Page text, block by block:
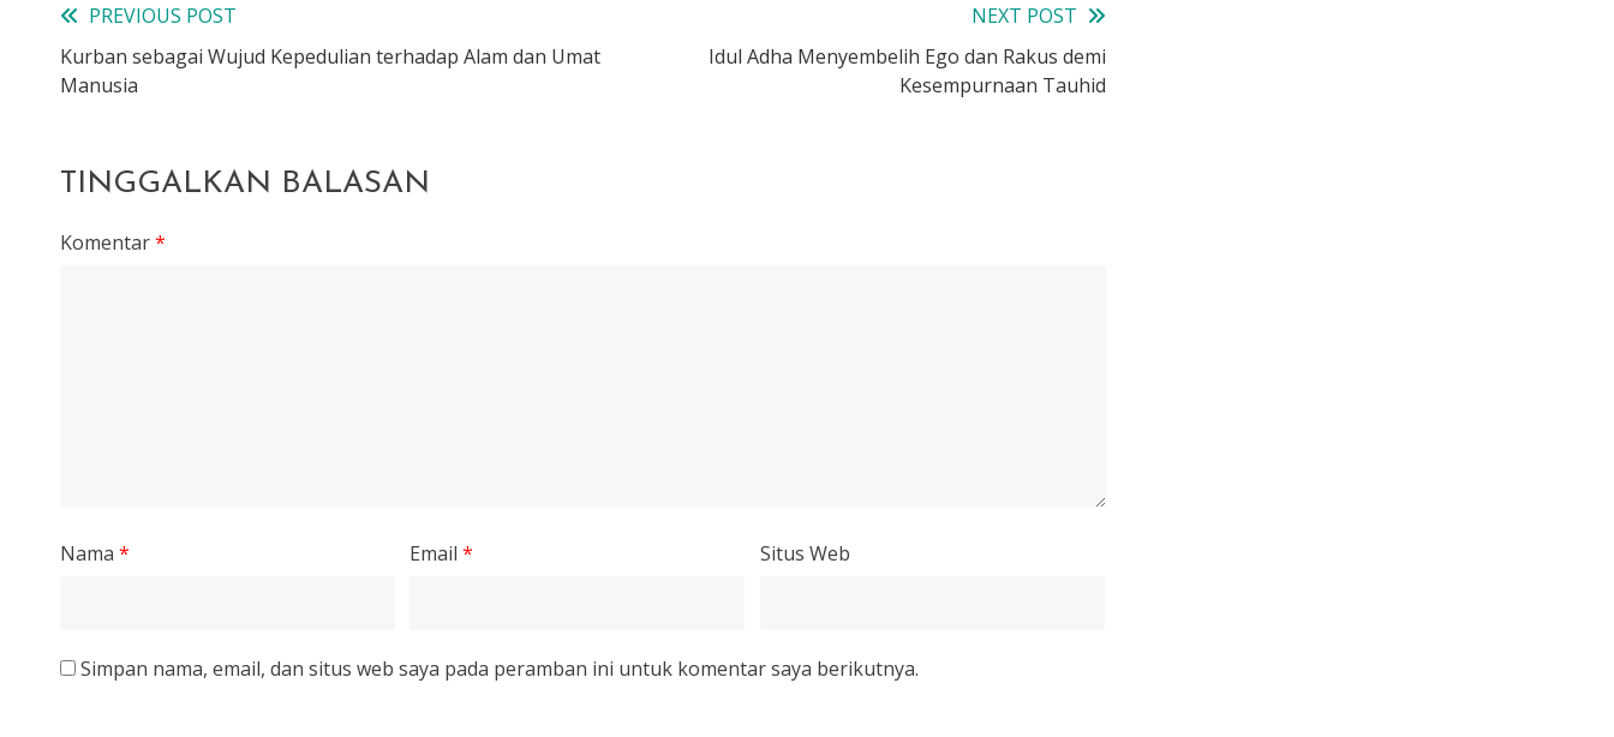
Read
more
PREVIOUS POST
Kurban sebagai Wujud Kepedulian terhadap Alam dan Umat
Manusia
NEXT POST
Idul Adha Menyembelih Ego dan Rakus demi
Kesempurnaan Tauhid
TINGGALKAN BALASAN
Komentar*
Nama * Email* Situs Web
Simpan nama, email, dan situs web saya pada peramban ini untuk komentar saya berikutnya.